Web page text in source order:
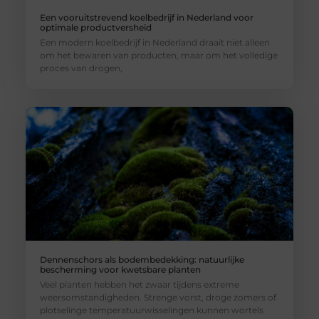
Een vooruitstrevend koelbedrijf in Nederland voor
optimale productversheid
Een modern koelbedrijf in Nederland draait niet alleen
om het bewaren van producten, maar om het volledige
proces van drogen,
Dennenschors als bodembedekking: natuurlijke
bescherming voor kwetsbare planten
Veel planten hebben het zwaar tijdens extreme
weersomstandigheden. Strenge vorst, droge zomers of
plotselinge temperatuurwisselingen kunnen wortels